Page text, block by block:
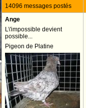
14096 messages postés
Ange
L\'impossible devient
possible...
Pigeon de Platine